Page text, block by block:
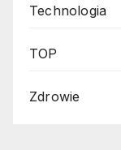
Technologia
TOP
Zdrowie